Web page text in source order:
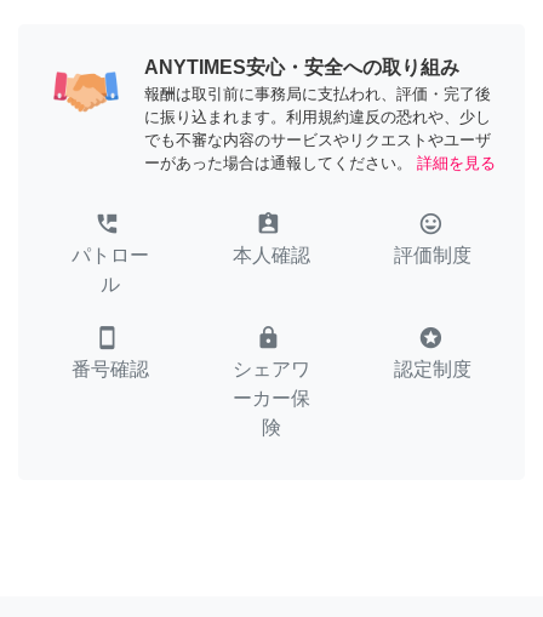
ANYTIMES安心・安全への取り組み
報酬は取引前に事務局に支払われ、評価・完了後
に振り込まれます。利用規約違反の恐れや、少し
でも不審な内容のサービスやリクエストやユーザ
ーがあった場合は通報してください。
詳細を見る
perm_phone_msg
パトロー
ル
assignment_ind
本人確認
tag_faces
評価制度
smartphone
番号確認
lock
シェアワ
ーカー保
険
stars
認定制度